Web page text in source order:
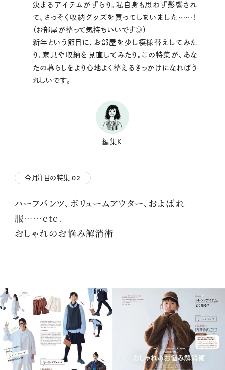
決まるアイテムがずらり。私自身も思わず影響され
て、さっそく収納グッズを買ってしまいました……！
（お部屋が整って気持ちいいです◎）
新年という節目に、お部屋を少し模様替えしてみた
り、家具や収納を見直してみたり。この特集が、あな
たの暮らしをより心地よく整えるきっかけになればう
れしいです。
編集K
今月注目の特集 02
ハーフパンツ、ボリュームアウター、およばれ
服……etc.
おしゃれのお悩み解消術